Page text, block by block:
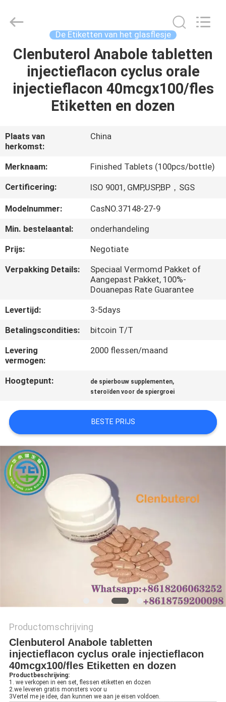
HUIS
PRODUCTEN
ONS
FABRIEKSREIS
CONTACTEER
ONS
GEVALLEN
SITEMAP
PRIVACY
Industry
Rights
Reserved.
De Etiketten van het glasflesje
Clenbuterol Anabole tabletten
injectieflacon cyclus orale
injectieflacon 40mcgx100/fles
Etiketten en dozen
Plaats van
herkomst:
China
Merknaam:
Finished Tablets (100pcs/bottle)
Certificering:
ISO 9001, GMP,USP,BP，SGS
Modelnummer:
CasNO.37148-27-9
Min. bestelaantal:
onderhandeling
Prijs:
Negotiate
Verpakking Details:
Speciaal Vermomd Pakket of
Aangepast Pakket, 100%-
Douanepas Rate Guarantee
Levertijd:
3-5days
Betalingscondities:
bitcoin T/T
Levering
vermogen:
2000 flessen/maand
Hoogtepunt: de spierbouw supplementen,
steroïden voor de spiergroei
BESTE PRIJS
Productomschrijving
Clenbuterol Anabole tabletten
injectieflacon cyclus orale injectieflacon
40mcgx100/fles Etiketten en dozen
Productbeschrijving:
1. we verkopen in een set, flessen etiketten en dozen
2.we leveren gratis monsters voor u
3Vertel me je idee, dan kunnen we aan je eisen voldoen.